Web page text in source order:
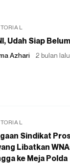
Udah Siap
Azhari 2 bulan lalu
Sindikat
Libatkan
ke Meja Polda